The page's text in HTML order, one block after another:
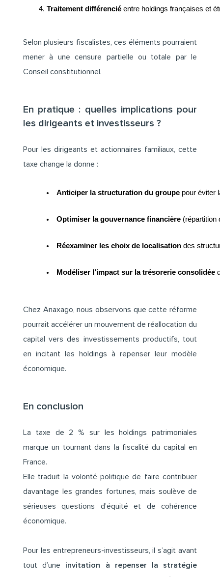
Traitement différencié entre holdings françaises et
Selon plusieurs fiscalistes, ces éléments pourraient
mener à une censure partielle ou totale par le
Conseil constitutionnel.
En pratique : quelles implications pour
les dirigeants et investisseurs ?
Pour les dirigeants et actionnaires familiaux, cette
taxe change la donne :
Anticiper la structuration du groupe pour éviter
Optimiser la gouvernance financière (répartition
Réexaminer les choix de localisation des
Modéliser l’impact sur la trésorerie consolidée
Chez Anaxago, nous observons que cette réforme
pourrait accélérer un mouvement de réallocation du
capital vers des investissements productifs, tout
en incitant les holdings à repenser leur modèle
économique.
En conclusion
La taxe de 2 % sur les holdings patrimoniales
marque un tournant dans la fiscalité du capital en
France.
Elle traduit la volonté politique de faire contribuer
davantage les grandes fortunes, mais soulève de
sérieuses questions d’équité et de cohérence
économique.
Pour les entrepreneurs-investisseurs, il s’agit avant
tout d’une invitation à repenser la stratégie